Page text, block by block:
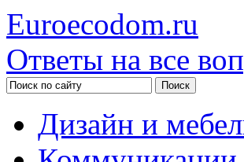
Euroecodom.ru
Ответы на все
Дизайн и